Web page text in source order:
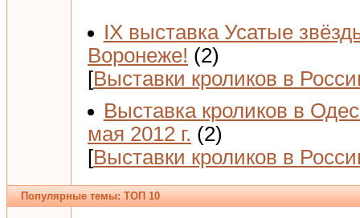
IX выставка Усатые
Воронеже! (2)
[Выставки кроликов в
Выставка кроликов в
мая 2012 г. (2)
[Выставки кроликов в
Популярные темы: ТОП 10